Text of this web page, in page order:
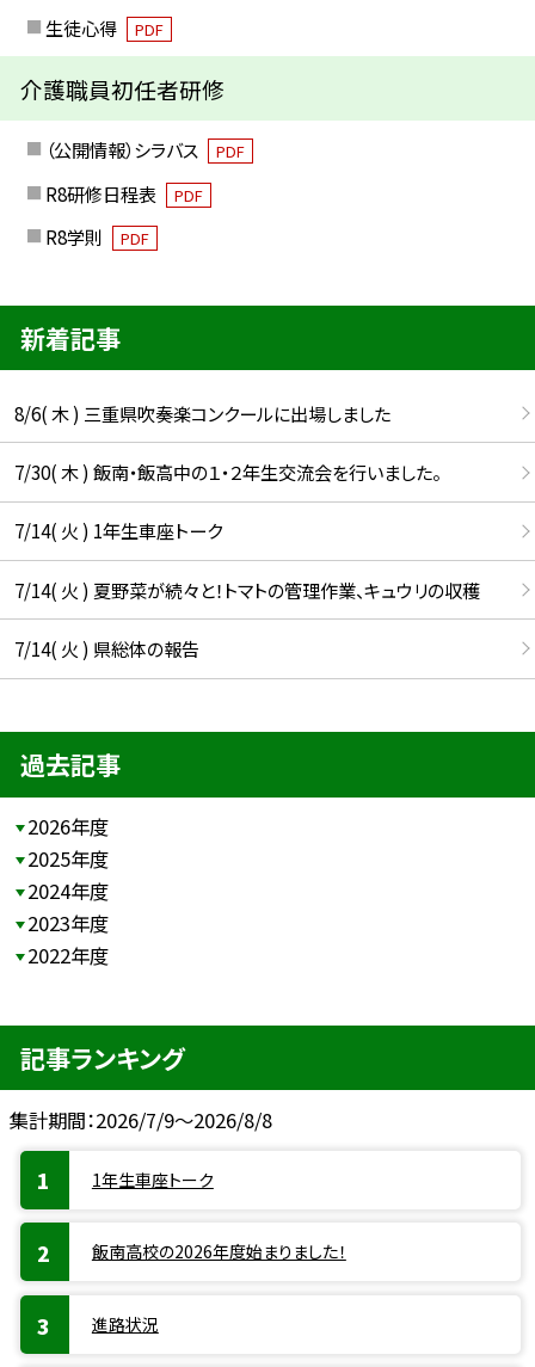
生徒心得 PDF
介護職員初任者研修
（公開情報）シラバス PDF
R8研修日程表 PDF
R8学則 PDF
新着記事
8/6( 木 ) 三重県吹奏楽コンクールに出場しました
7/30( 木 ) 飯南・飯高中の１・２年生交流会を行いました。
7/14( 火 ) 1年生車座トーク
7/14( 火 ) 夏野菜が続々と！トマトの管理作業、キュウリの収穫
7/14( 火 ) 県総体の報告
過去記事
2026年度
2025年度
2024年度
2023年度
2022年度
記事ランキング
集計期間：2026/7/9～2026/8/8
1年生車座トーク
飯南高校の2026年度始まりました！
進路状況